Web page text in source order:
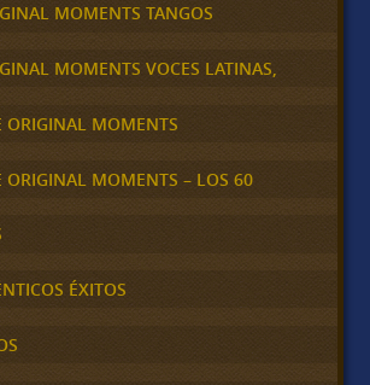
MOMENTS TANGOS
MOMENTS VOCES LATINAS,
ORIGINAL MOMENTS
ORIGINAL MOMENTS – LOS 60
ÉXITOS